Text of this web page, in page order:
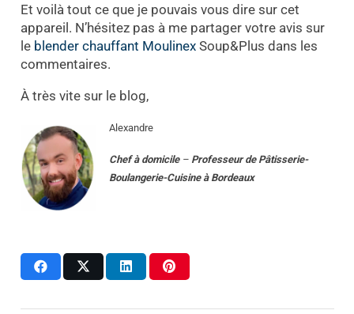
Et voilà tout ce que je pouvais vous dire sur cet
appareil. N’hésitez pas à me partager votre avis sur
le blender chauffant MoulinexSoup&Plus dans les
commentaires.
À très vite sur le blog,
Alexandre
Chef à domicile– Professeur de Pâtisserie-
Boulangerie-Cuisine à Bordeaux